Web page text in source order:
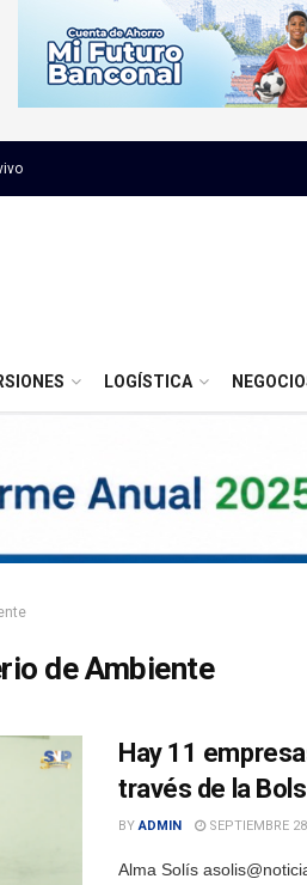
LOGÍSTICA
de Ambiente
Hay 11
través de la
BY ADMIN SEPTIEMBRE
Alma Solís